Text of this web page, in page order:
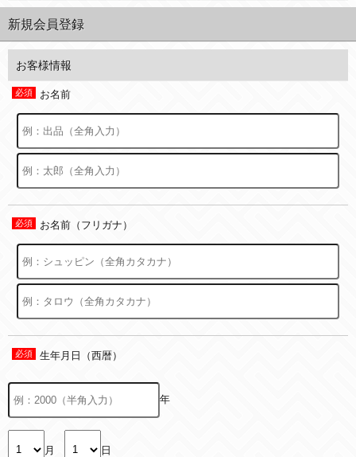
新規会員登録
お客様情報
お名前
お名前（フリガナ）
生年月日（西暦）
年
月 日